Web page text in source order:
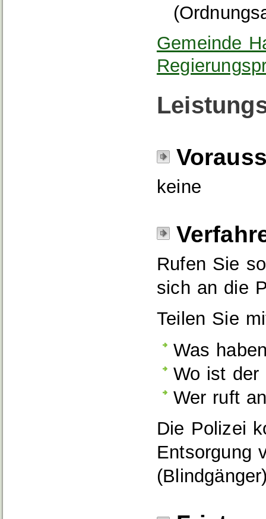
Gemeinde
keine
Rufen Sie
sich an die
Teilen Sie
Was
Wo ist der
Wer ruft
Die Polizei
Entsorgung